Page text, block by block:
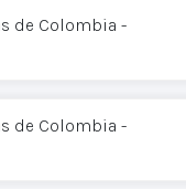
de Colombia -
de Colombia -